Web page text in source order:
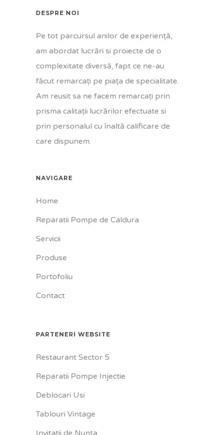
DESPRE NOI
Pe tot parcursul anilor de experiență,
am abordat lucrări si proiecte de o
complexitate diversă, fapt ce ne-au
făcut remarcați pe piața de specialitate.
Am reusit sa ne facem remarcați prin
prisma calitații lucrărilor efectuate si
prin personalul cu înaltă calificare de
care dispunem.
NAVIGARE
Home
Reparatii Pompe de Caldura
Servicii
Produse
Portofoliu
Contact
PARTENERI WEBSITE
Restaurant Sector 5
Reparatii Pompe Injectie
Deblocari Usi
Tablouri Vintage